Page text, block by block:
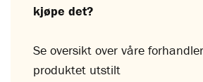
kjøpe det?
Se oversikt over våre
produktet utstilt